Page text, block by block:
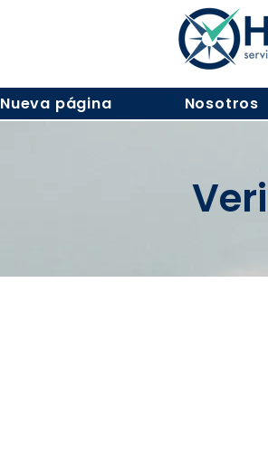
Nueva página Nosotros